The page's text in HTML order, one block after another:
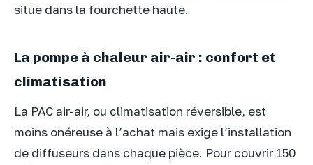
situe dans la fourchette haute.
La pompe à chaleur air-air : confort et
climatisation
La PAC air-air, ou climatisation réversible, est
moins onéreuse à l’achat mais exige l’installation
de diffuseurs dans chaque pièce. Pour couvrir 150